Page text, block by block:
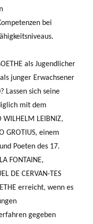
bei
als Jugendlicher
junger Erwachsener
Lassen sich seine
mit dem
LEIBNIZ,
GROTIUS, einem
Poeten des 17.
FONTAINE,
DE CERVAN-TES
erreicht, wenn es
gegeben